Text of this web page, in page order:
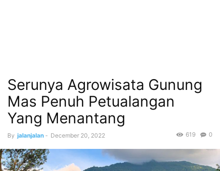
Serunya Agrowisata Gunung
Mas Penuh Petualangan
Yang Menantang
By jalanjalan - December 20, 2022 0
619